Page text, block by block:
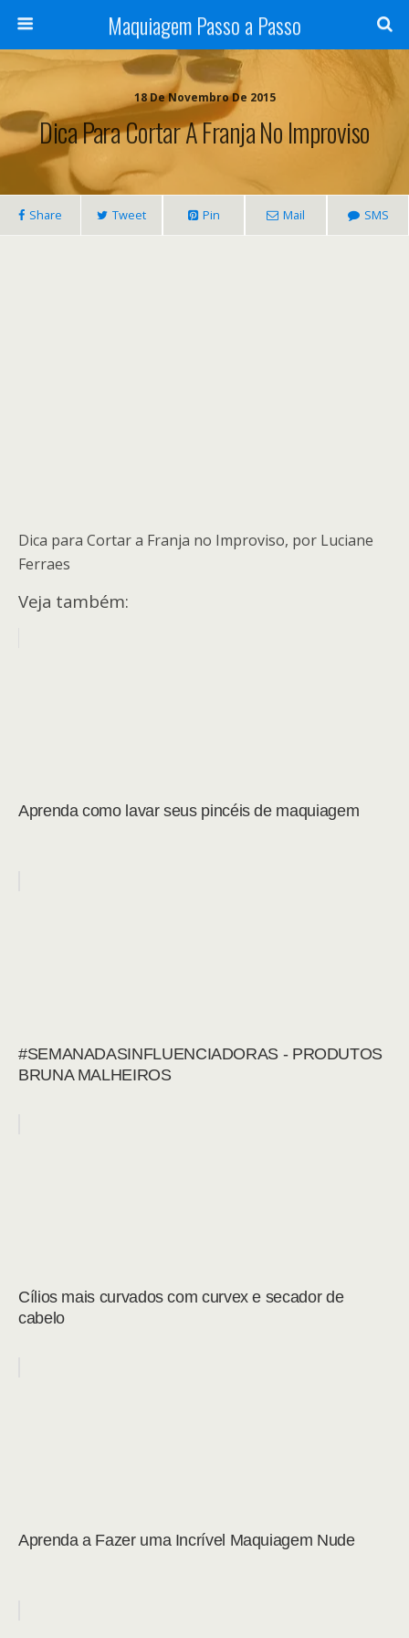
Maquiagem Passo a Passo
18 De Novembro De 2015
Dica Para Cortar A Franja No Improviso
Share Tweet Pin Mail SMS
Dica para Cortar a Franja no Improviso, por Luciane
Ferraes
Veja também:
Aprenda como lavar seus pincéis de maquiagem
#SEMANADASINFLUENCIADORAS - PRODUTOS
BRUNA MALHEIROS
Cílios mais curvados com curvex e secador de
cabelo
Aprenda a Fazer uma Incrível Maquiagem Nude